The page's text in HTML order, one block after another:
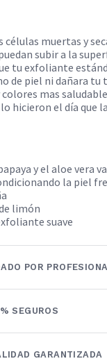
células muertas y
subir a la
tu exfoliante
de piel ni dañara tu
mas
hicieron el día que
y el aloe vera
la piel
limón
suave
POR
SEGUROS
GARANTIZADA